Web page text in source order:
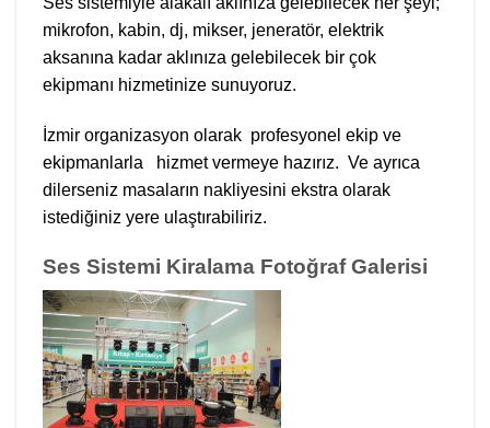
mikrofon, kabin, dj, mikser, jeneratör, elektrik
aksanına kadar aklınıza gelebilecek bir çok
ekipmanı hizmetinize sunuyoruz.
İzmir organizasyon olarak profesyonel ekip ve
ekipmanlarla hizmet vermeye hazırız. Ve ayrıca
dilerseniz masaların nakliyesini ekstra olarak
istediğiniz yere ulaştırabiliriz.
Ses Sistemi Kiralama Fotoğraf Galerisi